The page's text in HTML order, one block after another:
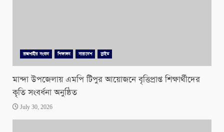
রাজশাহীর সংবাদ শিক্ষাঙ্গন সারাদেশ স্লাইড
মান্দা উপজেলায় এমপি টিপুর আয়োজনে বৃত্তিপ্রাপ্ত শিক্ষার্থীদের
কৃতি সংবর্ধনা অনুষ্ঠিত
July 30, 2026